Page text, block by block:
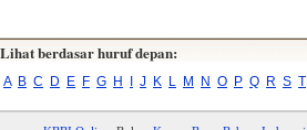
Lihat berdasar huruf depan:
A B C D E F G H I J K L M N O P Q R S T